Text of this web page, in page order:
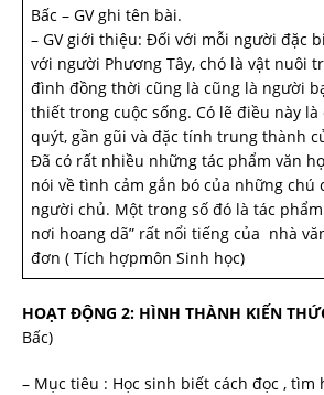
Bấc – GV ghi tên bài.
– GV giới thiệu: Đối với mỗi người đặc
với người Phương Tây, chó là vật nuôi
đình đồng thời cũng là cũng là người
thiết trong cuộc sống. Có lẽ điều này là
quýt, gần gũi và đặc tính trung thành
Đã có rất nhiều những tác phẩm văn
nói về tình cảm gắn bó của những chú
ngư­ời chủ. Một trong số đó là tác
nơi hoang dã” rất nổi tiếng của nhà
đơn ( Tích hợpmôn Sinh học)
HOẠT ĐỘNG 2: HÌNH THÀNH KIẾN
Bấc)
– Mục tiêu : Học sinh biết cách đọc , tìm